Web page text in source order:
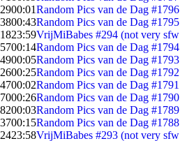
2900:01Random Pics van de Dag #1796
3800:43Random Pics van de Dag #1795
1823:59VrijMiBabes #294 (not very
5700:14Random Pics van de Dag #1794
4900:05Random Pics van de Dag #1793
2600:25Random Pics van de Dag #1792
4700:02Random Pics van de Dag #1791
7000:26Random Pics van de Dag #1790
8200:03Random Pics van de Dag #1789
3700:15Random Pics van de Dag #1788
2423:58VrijMiBabes #293 (not very